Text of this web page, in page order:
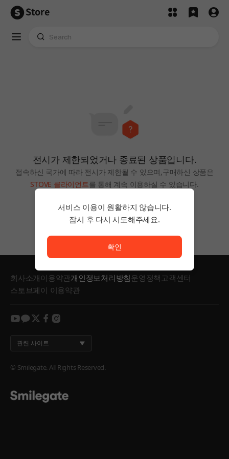
Store
전시가 제한되었거나 종료된 상품입니다.
접속하신 국가에 따라 전시가 제한될 수 있으며,구매하신 상품은
STOVE 클라이언트를 통해 계속 이용하실 수 있습니다.
홈으로
회사소개이용약관개인정보처리방침운영정책 고객센터
스토브페이 이용약관
youtube
kakaotwitterfacebook
instagram
관련 사이트
© Smilegate. All Rights Reserved.
서비스 이용이 원활하지 않습니다.
잠시 후 다시 시도해주세요.
확인